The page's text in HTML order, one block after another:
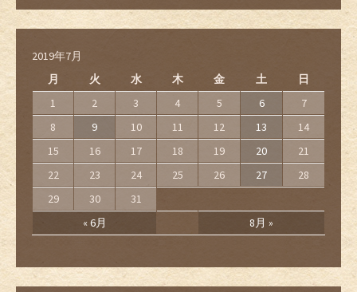
2019年7月
月
火 水 木 金 土 日
« 6月 8月 »
1 2 3 4 5 6
7
8
9 10 11 12 13
14
15
16 17 18 19 20
21
22
23 24 25 26 27
28
29
30 31